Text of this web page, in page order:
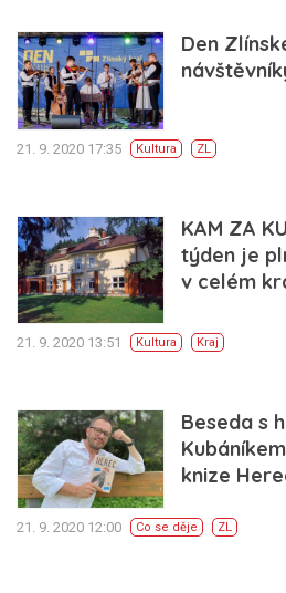
Den
21. 9. 2020 17:35 Kultura ZL
KAM ZA
týden je
v celém
21. 9. 2020 13:51 Kultura Kraj
Beseda s
knize
21. 9. 2020 12:00 Co se děje ZL